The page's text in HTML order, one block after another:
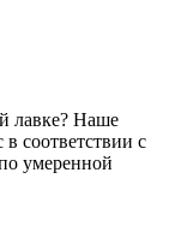
лавке? Наше
соответствии с
умеренной